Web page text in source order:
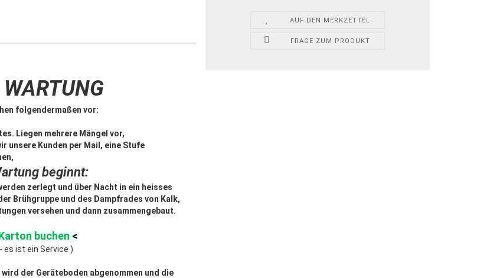
AUF DEN MERKZETTEL
FRAGE ZUM PRODUKT
folgendermaßen vor:
Liegen mehrere Mängel vor,
unsere Kunden per Mail, eine Stufe
beginnt:
zerlegt und über Nacht in ein heisses
Brühgruppe und des Dampfrades von Kalk,
versehen und dann zusammengebaut.
buchen <
es ist ein Service )
der Geräteboden abgenommen und die